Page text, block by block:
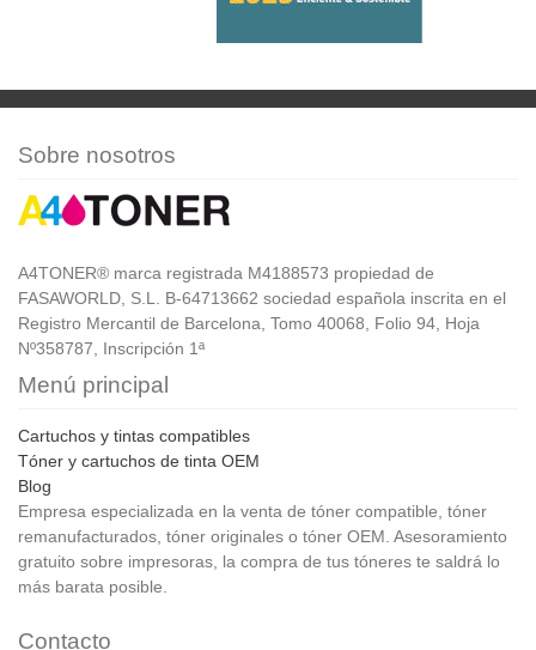
Sobre nosotros
A4TONER® marca registrada M4188573 propiedad de
FASAWORLD, S.L. B-64713662 sociedad española inscrita en el
Registro Mercantil de Barcelona, Tomo 40068, Folio 94, Hoja
Nº358787, Inscripción 1ª
Menú principal
Cartuchos y tintas compatibles
Tóner y cartuchos de tinta OEM
Blog
Empresa especializada en la venta de tóner compatible, tóner
remanufacturados, tóner originales o tóner OEM. Asesoramiento
gratuito sobre impresoras, la compra de tus tóneres te saldrá lo
más barata posible.
Contacto